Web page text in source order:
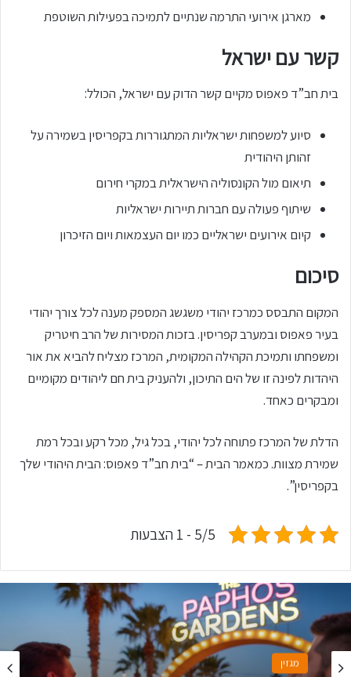
מארגן אירועי התרמה שנתיים לתמיכה בפעילות השוטפת
קשר עם ישראל
בית חב”ד פאפוס מקיים קשר הדוק עם ישראל, הכולל:
סיוע למשפחות ישראליות המתגוררות בקפריסין בשמירה על
זהותן היהודית
תיאום מול הקונסוליה הישראלית במקרי חירום
שיתוף פעולה עם חברות תיירות ישראליות
קיום אירועים ישראליים כמו יום העצמאות ויום הזיכרון
סיכום
המקום התבסס כמרכז יהודי משגשג המספק מענה לכל צורך יהודי
בעיר פאפוס ובמערב קפריסין. בזכות המסירות של הרב חיטריק
ומשפחתו ותמיכת הקהילה המקומית, המרכז מצליח להביא את אור
היהדות לפינה זו של הים התיכון, ולהעניק בית חם ליהודים מקומיים
ומבקרים כאחד.
הדלת של המרכז פתוחה לכל יהודי, בכל גיל, מכל רקע ובכל רמת
שמירת מצוות. כמאמר הבית – “בית חב”ד פאפוס: הבית היהודי שלך
בקפריסין”.
5/5 - 1 הצבעות
מגזין